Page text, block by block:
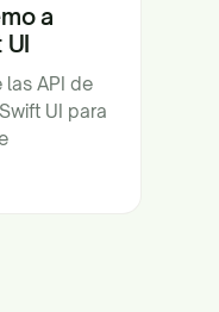
a
las API de
UI para